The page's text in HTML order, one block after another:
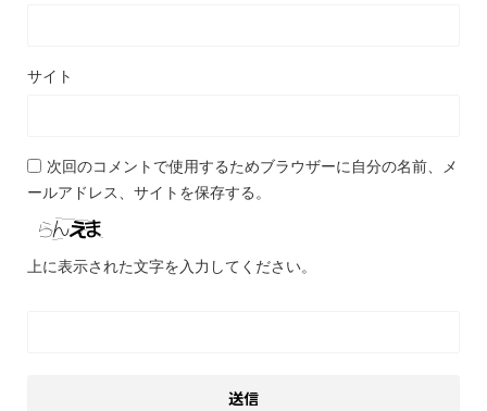
サイト
次回のコメントで使用するためブラウザーに自分の名前、メ
ールアドレス、サイトを保存する。
上に表示された文字を入力してください。